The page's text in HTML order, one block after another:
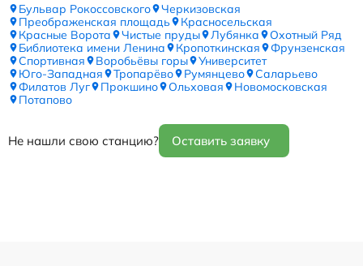
Бульвар Рокоссовского
Черкизовская
Преображенская площадь
Красносельская
Красные Ворота
Чистые пруды Лубянка
Охотный Ряд
Библиотека имени Ленина
Кропоткинская
Фрунзенская
Спортивная
Воробьёвы горы
Университет
Юго-Западная
Тропарёво Румянцево
Саларьево
Филатов Луг
Прокшино Ольховая
Новомосковская
Потапово
Не нашли свою станцию? Оставить заявку